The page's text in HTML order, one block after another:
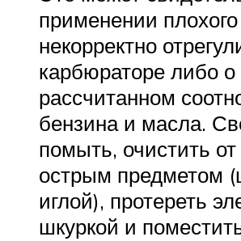
применении
некорректно
карбюраторе либо
рассчитанном
бензина и масла.
помыть, очистить от
острым предметом
иглой), протереть
шкуркой и